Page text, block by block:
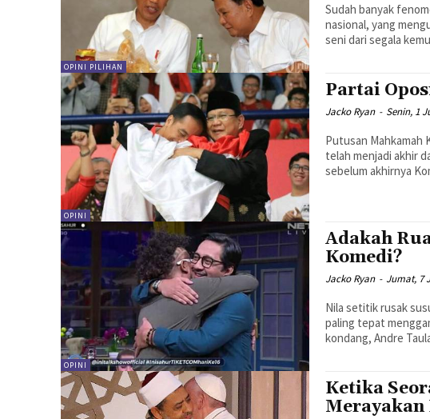
OPINI PILIHAN
Sudah banyak
nasional, yang
seni dari segala
OPINI
Partai
Jacko Ryan - Senin, 1
Putusan Mahkamah
telah menjadi akhir
sebelum akhirnya
OPINI
Adakah
Komedi?
Jacko Ryan - Jumat, 7
Nila setitik rusak
paling tepat
kondang, Andre
Ketika